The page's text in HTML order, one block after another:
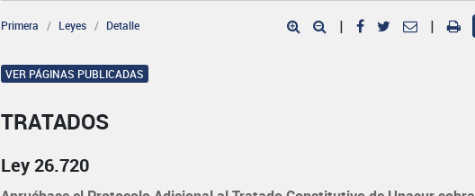
Primera Leyes Detalle | |
VER PÁGINAS PUBLICADAS
TRATADOS
Ley 26.720